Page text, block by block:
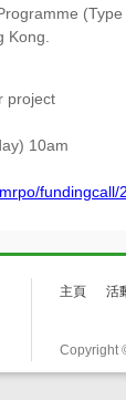
Kong.
project
10am
fundingcall/
主頁 活
Copyright